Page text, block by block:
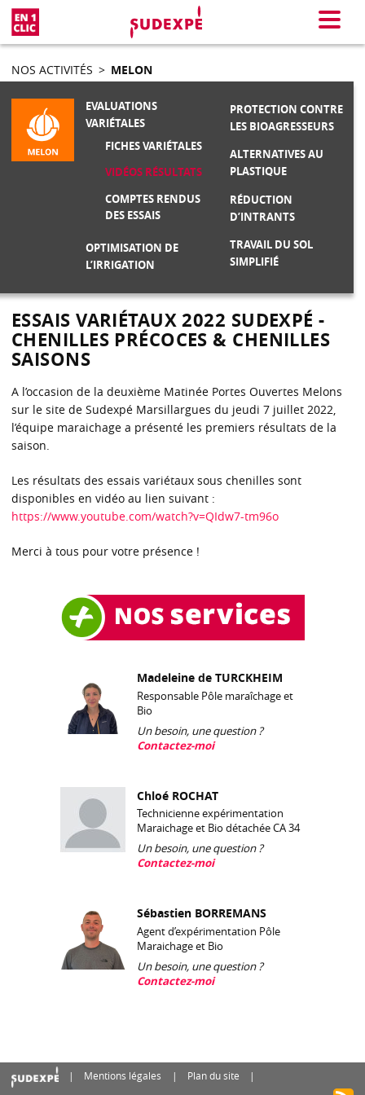
Menu
NOS ACTIVITÉS > MELON
EVALUATIONS
VARIÉTALES
FICHES VARIÉTALES
VIDÉOS RÉSULTATS
COMPTES RENDUS
DES ESSAIS
OPTIMISATION DE
L’IRRIGATION
PROTECTION CONTRE
LES BIOAGRESSEURS
ALTERNATIVES AU
PLASTIQUE
RÉDUCTION
D’INTRANTS
TRAVAIL DU SOL
SIMPLIFIÉ
ESSAIS VARIÉTAUX 2022 SUDEXPÉ -
CHENILLES PRÉCOCES & CHENILLES
SAISONS
A l’occasion de la deuxième Matinée Portes Ouvertes Melons
sur le site de Sudexpé Marsillargues du jeudi 7 juillet 2022,
l’équipe maraichage a présenté les premiers résultats de la
saison.
Les résultats des essais variétaux sous chenilles sont
disponibles en vidéo au lien suivant :
https://www.youtube.com/watch?v=QIdw7-tm96o
Merci à tous pour votre présence !
Madeleine de TURCKHEIM
Responsable Pôle maraîchage et
Bio
Un besoin, une question ?
Contactez-moi
Chloé ROCHAT
Technicienne expérimentation
Maraichage et Bio détachée CA 34
Un besoin, une question ?
Contactez-moi
Sébastien BORREMANS
Agent d’expérimentation Pôle
Maraichage et Bio
Un besoin, une question ?
Contactez-moi
Mentions légales
Plan du site